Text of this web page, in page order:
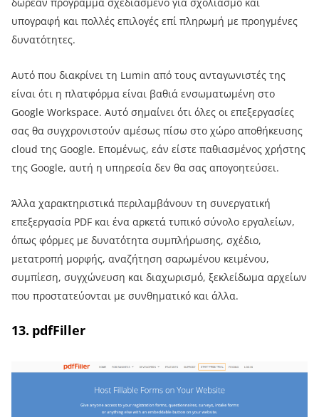
υπογραφή και πολλές επιλογές επί πληρωμή με προηγμένες
δυνατότητες.
Αυτό που διακρίνει τη Lumin από τους ανταγωνιστές της
είναι ότι η πλατφόρμα είναι βαθιά ενσωματωμένη στο
Google Workspace. Αυτό σημαίνει ότι όλες οι επεξεργασίες
σας θα συγχρονιστούν αμέσως πίσω στο χώρο αποθήκευσης
cloud της Google. Επομένως, εάν είστε παθιασμένος χρήστης
της Google, αυτή η υπηρεσία δεν θα σας απογοητεύσει.
Άλλα χαρακτηριστικά περιλαμβάνουν τη συνεργατική
επεξεργασία PDF και ένα αρκετά τυπικό σύνολο εργαλείων,
όπως φόρμες με δυνατότητα συμπλήρωσης, σχέδιο,
μετατροπή μορφής, αναζήτηση σαρωμένου κειμένου,
συμπίεση, συγχώνευση και διαχωρισμό, ξεκλείδωμα αρχείων
που προστατεύονται με συνθηματικό και άλλα.
13. pdfFiller